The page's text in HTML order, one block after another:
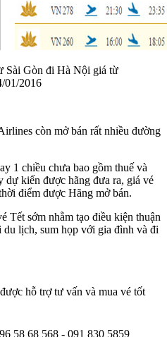
Sài Gòn đi Hà Nội giá từ
01/2016
còn mở bán rất nhiều đường
1 chiều chưa bao gồm thuế và
dự kiến được hãng đưa ra, giá vé
điểm được Hãng mở bán.
Tết sớm nhằm tạo điều kiện thuận
du lịch, sum họp với gia đình và đi
hỗ trợ tư vấn và mua vé tốt
58 68 568 - 091 830 5859